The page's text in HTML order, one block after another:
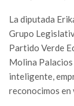
La diputada
Grupo
Partido Verde
Molina Palacios
inteligente,
reconocimos en